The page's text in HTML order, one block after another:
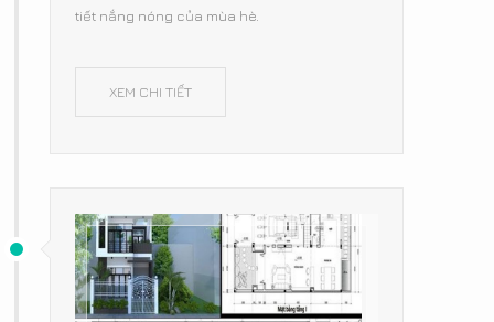
tiết nắng nóng của mùa hè.
XEM CHI TIẾT